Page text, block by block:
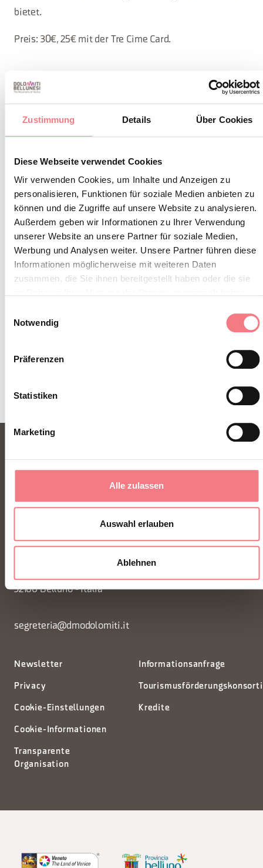
Zustimmung Details Über Cookies
Diese Webseite verwendet Cookies
Wir verwenden Cookies, um Inhalte und Anzeigen zu
personalisieren, Funktionen für soziale Medien anbieten zu
können und die Zugriffe auf unsere Website zu analysieren.
Außerdem geben wir Informationen zu Ihrer Verwendung
unserer Website an unsere Partner für soziale Medien,
Werbung und Analysen weiter. Unsere Partner führen diese
Informationen möglicherweise mit weiteren Daten
zusammen, die Sie ihnen bereitgestellt haben oder die sie
Notwendig
Präferenzen
Statistiken
Marketing
Alle zulassen
Auswahl erlauben
Ablehnen
bietet.
Preis: 30€, 25€ mit der Tre Cime Card.
Mindestalter: 10 Jahre Dauer: 5 Stunden
INFOS UND KONTAKTE DES VERANSTALTERS
Consorzio Turistico Trecimedolomiti
(0039) 0435 99603
infoauronzo@gmail.com
http://auronzomisurina.it/
So erreichen Sie uns
32100 Belluno - Italia
segreteria@dmodolomiti.it
Newsletter
Privacy
Cookie-Einstellungen
Cookie-Informationen
Transparente
Organisation
Informationsanfrage
Kredite